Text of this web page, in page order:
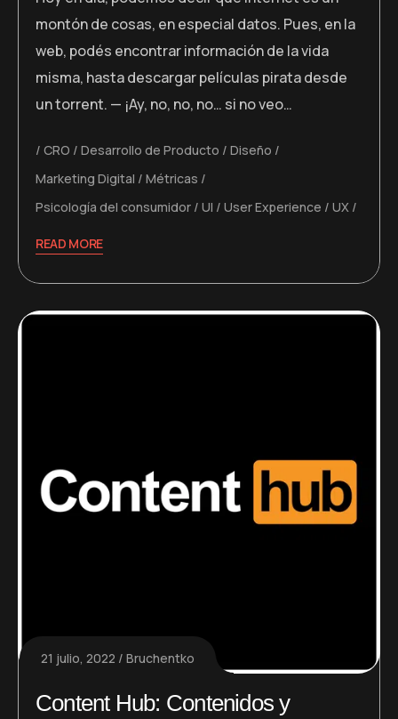
montón de cosas, en especial datos. Pues, en la
web, podés encontrar información de la vida
misma, hasta descargar películas pirata desde
un torrent. — ¡Ay, no, no, no… si no veo…
CRO Desarrollo de Producto
Diseño
Marketing Digital
Métricas
Psicología del consumidor
UI User Experience UX
READ MORE
21 julio, 2022 Bruchentko
Content Hub: Contenidos y